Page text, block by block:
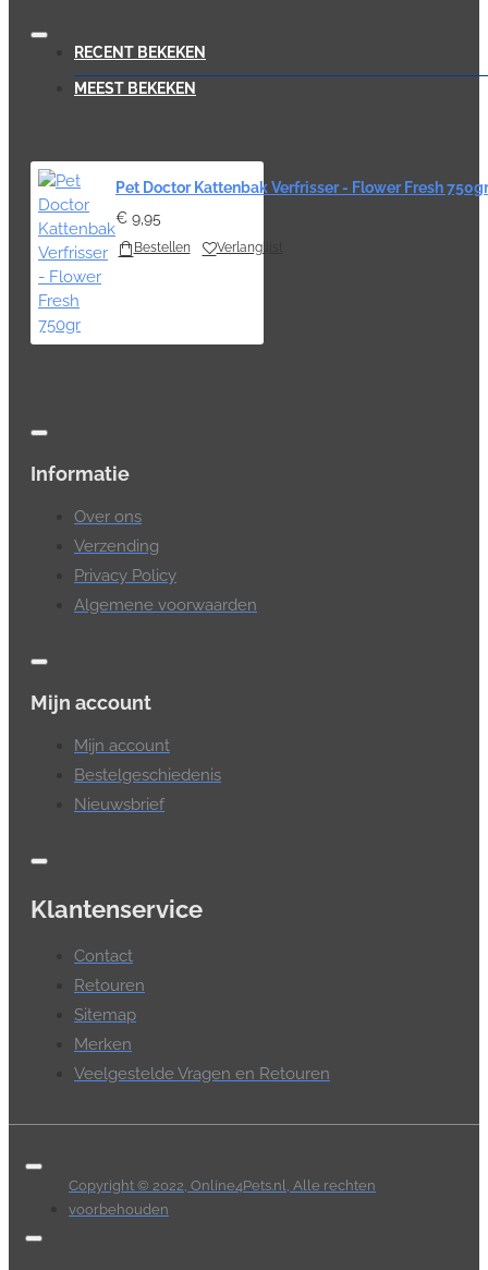
RECENT BEKEKEN
MEEST BEKEKEN
Pet Doctor Kattenbak Verfrisser - Flower Fresh 750gr
€ 9,95
Bestellen Verlanglijst
Informatie
Over ons
Verzending
Privacy Policy
Algemene voorwaarden
Mijn account
Mijn account
Bestelgeschiedenis
Nieuwsbrief
Klantenservice
Contact
Retouren
Sitemap
Merken
Veelgestelde Vragen en Retouren
Copyright © 2022, Online4Pets.nl, Alle rechten
voorbehouden